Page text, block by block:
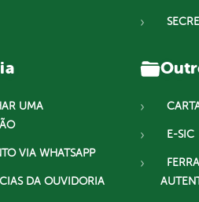
UMA
VIA WHATSAPP
DA OUVIDORIA
E-SIC